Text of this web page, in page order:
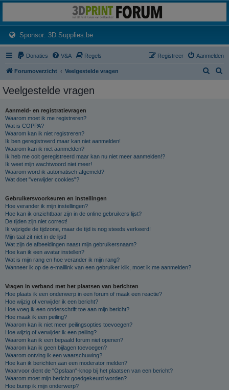
Het 3D print forum van de Benelux na de sluiting van 3dprintforum.nl
Sponsor: 3D Supplies.be(Opens a new tab)
Donaties V&A Regels Aanmelden
Registreer
Forumoverzicht Veelgestelde vragen
Veelgestelde vragen
Aanmeld- en registratievragen
Waarom moet ik me registreren?
Wat is COPPA?
Waarom kan ik niet registreren?
Ik ben geregistreerd maar kan niet aanmelden!
Waarom kan ik niet aanmelden?
Ik heb me ooit geregistreerd maar kan nu niet meer aanmelden!?
Ik weet mijn wachtwoord niet meer!
Waarom word ik automatisch afgemeld?
Wat doet "verwijder cookies"?
Gebruikersvoorkeuren en instellingen
Hoe verander ik mijn instellingen?
Hoe kan ik onzichtbaar zijn in de online gebruikers lijst?
De tijden zijn niet correct!
Ik wijzigde de tijdzone, maar de tijd is nog steeds verkeerd!
Mijn taal zit niet in de lijst!
Wat zijn de afbeeldingen naast mijn gebruikersnaam?
Hoe kan ik een avatar instellen?
Wat is mijn rang en hoe verander ik mijn rang?
Wanneer ik op de e-maillink van een gebruiker klik, moet ik me aanmelden?
Vragen in verband met het plaatsen van berichten
Hoe plaats ik een onderwerp in een forum of maak een reactie?
Hoe wijzig of verwijder ik een bericht?
Hoe voeg ik een onderschrift toe aan mijn bericht?
Hoe maak ik een peiling?
Waarom kan ik niet meer peilingsopties toevoegen?
Hoe wijzig of verwijder ik een peiling?
Waarom kan ik een bepaald forum niet openen?
Waarom kan ik geen bijlagen toevoegen?
Waarom ontving ik een waarschuwing?
Hoe kan ik berichten aan een moderator melden?
Waarvoor dient de "Opslaan"-knop bij het plaatsen van een bericht?
Waarom moet mijn bericht goedgekeurd worden?
Hoe bump ik mijn onderwerp?